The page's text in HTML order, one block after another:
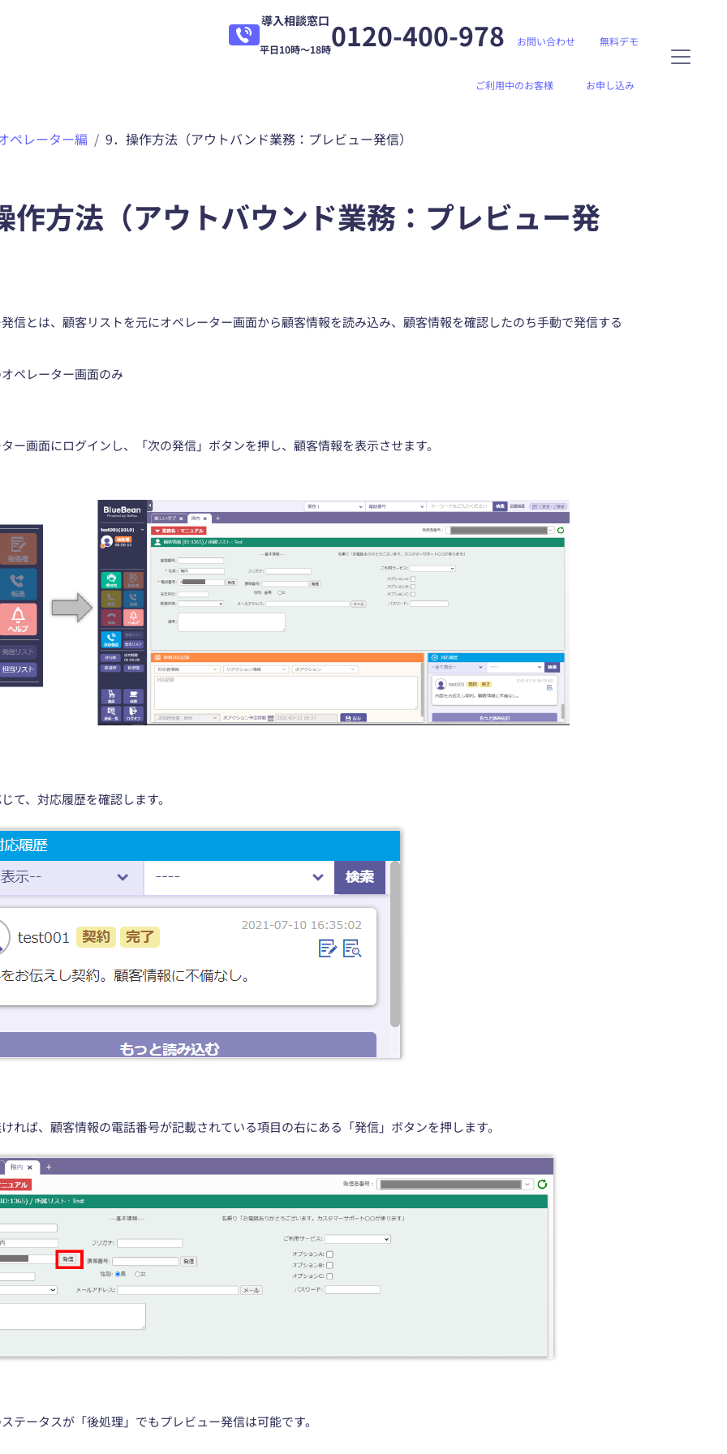
導入相談窓口
平日10時～18時0120-400-978 お問い合わせ 無料デモ
ご利用中のお客様 お申し込み
ペレーター編 9．操作方法（アウトバンド業務：プレビュー発信）
作方法（アウトバウンド業務：プレビュー発
信とは、顧客リストを元にオペレーター画面から顧客情報を読み込み、顧客情報を確認したのち手動で発信する
ペレーター画面のみ
ー画面にログインし、「次の発信」ボタンを押し、顧客情報を表示させます。
て、対応履歴を確認します。
れば、顧客情報の電話番号が記載されている項目の右にある「発信」ボタンを押します。
テータスが「後処理」でもプレビュー発信は可能です。